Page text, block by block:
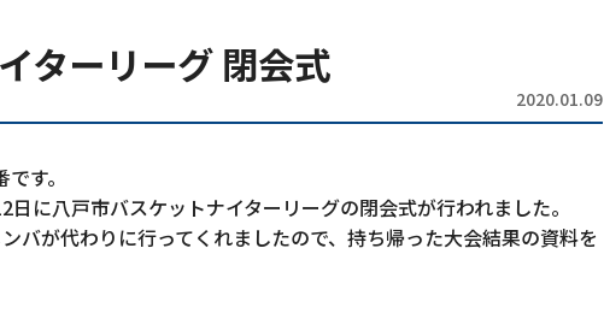
ターリーグ 閉会式
2020.01.09
す。
に八戸市バスケットナイターリーグの閉会式が行われました。
バが代わりに行ってくれましたので、持ち帰った大会結果の資料を